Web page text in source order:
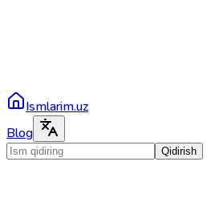
Ismlarim.uz
Blog
Qidirish